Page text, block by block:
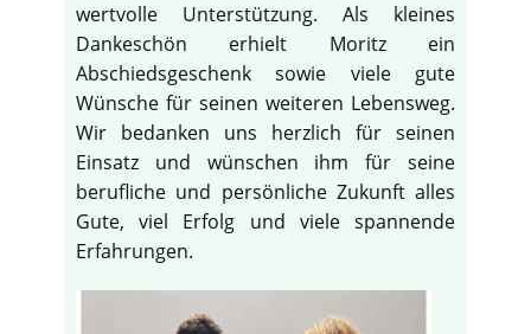
wertvolle Unterstützung. Als kleines
Dankeschön erhielt Moritz ein
Abschiedsgeschenk sowie viele gute
Wünsche für seinen weiteren Lebensweg.
Wir bedanken uns herzlich für seinen
Einsatz und wünschen ihm für seine
berufliche und persönliche Zukunft alles
Gute, viel Erfolg und viele spannende
Erfahrungen.